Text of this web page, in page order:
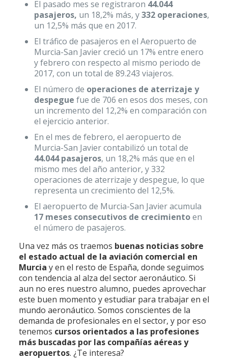
El pasado mes se registraron 44.044
pasajeros, un 18,2% más, y332 operaciones,
un 12,5% más que en 2017.
El tráfico de pasajeros en el Aeropuerto de
Murcia-San Javier creció un 17% entre enero
y febrero con respecto al mismo periodo de
2017, con un total de 89.243 viajeros.
El número de operaciones de aterrizaje y
despegue fue de 706 en esos dos meses, con
un incremento del 12,2% en comparación con
el ejercicio anterior.
En el mes de febrero, el aeropuerto de
Murcia-San Javier contabilizó un total de
44.044 pasajeros, un 18,2% más que en el
mismo mes del año anterior, y 332
operaciones de aterrizaje y despegue, lo que
representa un crecimiento del 12,5%.
El aeropuerto de Murcia-San Javier acumula
17 meses consecutivos de crecimientoen
el número de pasajeros.
Una vez más os traemos buenas noticias sobre
el estado actual de la aviación comercial en
Murcia y en el resto de España, donde seguimos
con tendencia al alza del sector aeronáutico. Si
aun no eres nuestro alumno, puedes aprovechar
este buen momento y estudiar para trabajar en el
mundo aeronáutico. Somos conscientes de la
demanda de profesionales en el sector, y por eso
tenemos cursos orientados a las profesiones
más buscadas por las compañías aéreas y
aeropuertos. ¿Te interesa?